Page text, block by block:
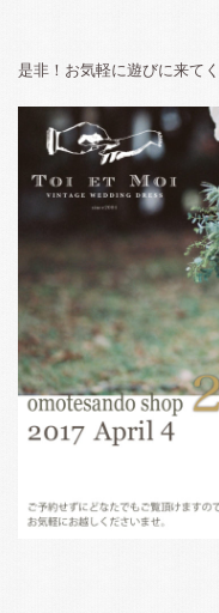
是非！お気軽に遊びに来て